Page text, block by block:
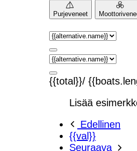
Purjeveneet
{{total}}/
Lisää
Edellinen
{{val}}
Seuraava